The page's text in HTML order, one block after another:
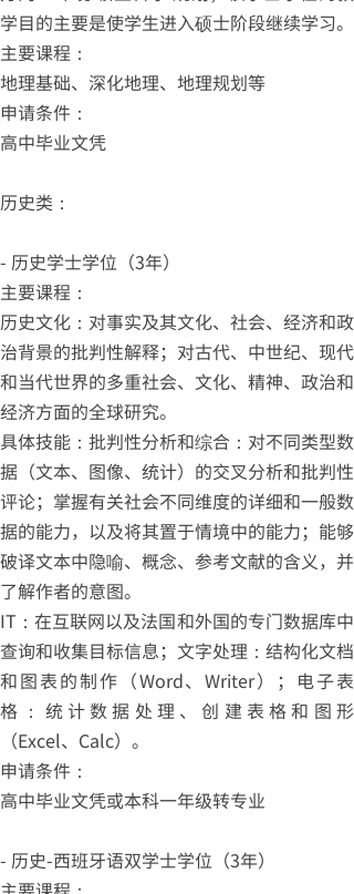
学目的主要是使学生进入硕士阶段继续学习。
主要课程：
地理基础、深化地理、地理规划等
申请条件：
高中毕业文凭
历史类：
- 历史学士学位（3年）
主要课程：
历史文化：对事实及其文化、社会、经济和政
治背景的批判性解释；对古代、中世纪、现代
和当代世界的多重社会、文化、精神、政治和
经济方面的全球研究。
具体技能：批判性分析和综合：对不同类型数
据（文本、图像、统计）的交叉分析和批判性
评论；掌握有关社会不同维度的详细和一般数
据的能力，以及将其置于情境中的能力；能够
破译文本中隐喻、概念、参考文献的含义，并
了解作者的意图。
IT：在互联网以及法国和外国的专门数据库中
查询和收集目标信息；文字处理：结构化文档
和图表的制作（Word、Writer）；电子表
格：统计数据处理、创建表格和图形
（Excel、Calc）。
申请条件：
高中毕业文凭或本科一年级转专业
- 历史-西班牙语双学士学位（3年）